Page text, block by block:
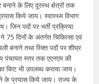
के लिए दूरस्थ क्षेत्रों तक
किये जाय। स्वास्थ्य विभाग
जिन पदों पर भर्ती प्रक्रिया
75 दिनों के अंतर्गत चिकित्सा एवं
बनाने तथा रिक्त पदों पर शीघ्र
पंचायत स्तर तक एएनएम की
किट भी उपलब्ध कराया जाय।
के प्रयास किये जाय। राज्य के